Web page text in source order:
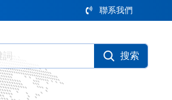
聯系我們